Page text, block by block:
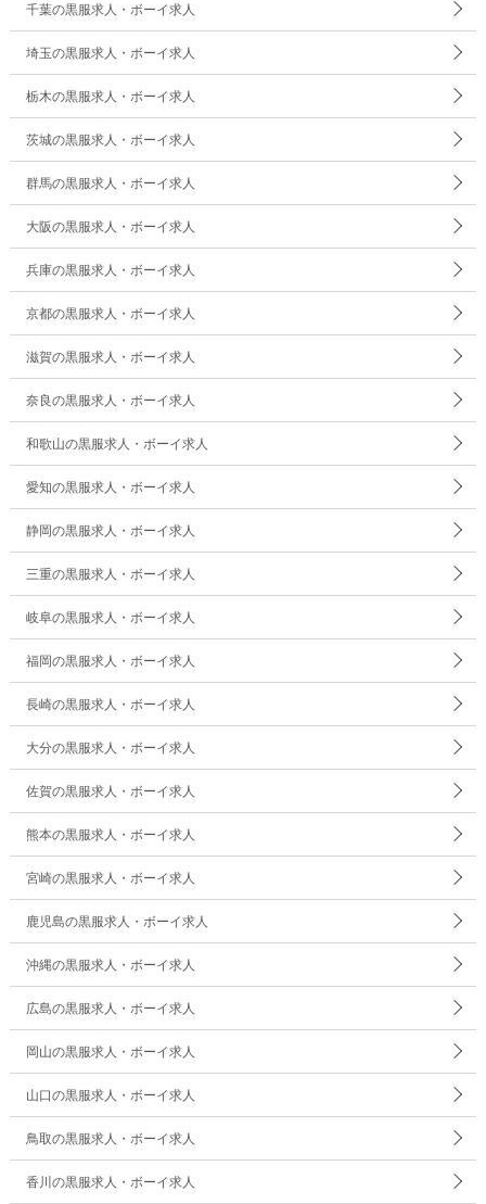
千葉の黒服求人・ボーイ求人
埼玉の黒服求人・ボーイ求人
栃木の黒服求人・ボーイ求人
茨城の黒服求人・ボーイ求人
群馬の黒服求人・ボーイ求人
大阪の黒服求人・ボーイ求人
兵庫の黒服求人・ボーイ求人
京都の黒服求人・ボーイ求人
滋賀の黒服求人・ボーイ求人
奈良の黒服求人・ボーイ求人
和歌山の黒服求人・ボーイ求人
愛知の黒服求人・ボーイ求人
静岡の黒服求人・ボーイ求人
三重の黒服求人・ボーイ求人
岐阜の黒服求人・ボーイ求人
福岡の黒服求人・ボーイ求人
長崎の黒服求人・ボーイ求人
大分の黒服求人・ボーイ求人
佐賀の黒服求人・ボーイ求人
熊本の黒服求人・ボーイ求人
宮崎の黒服求人・ボーイ求人
鹿児島の黒服求人・ボーイ求人
沖縄の黒服求人・ボーイ求人
広島の黒服求人・ボーイ求人
岡山の黒服求人・ボーイ求人
山口の黒服求人・ボーイ求人
鳥取の黒服求人・ボーイ求人
香川の黒服求人・ボーイ求人